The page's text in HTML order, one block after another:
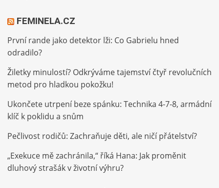
FEMINELA.CZ
První rande jako detektor lži: Co Gabrielu hned
odradilo?
Žiletky minulostí? Odkrýváme tajemství čtyř revolučních
metod pro hladkou pokožku!
Ukončete utrpení beze spánku: Technika 4-7-8, armádní
klíč k poklidu a snům
Pečlivost rodičů: Zachraňuje děti, ale ničí přátelství?
„Exekuce mě zachránila,“ říká Hana: Jak proměnit
dluhový strašák v životní výhru?